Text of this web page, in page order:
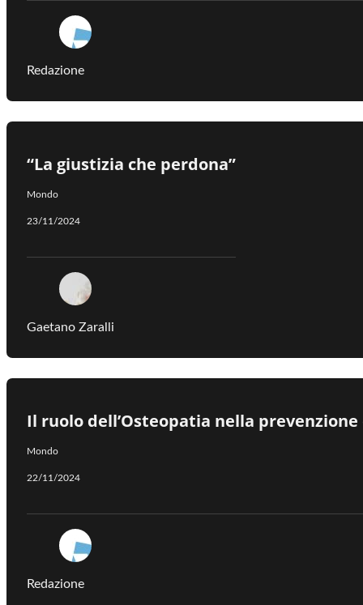
Redazione
“La giustizia che perdona”
Mondo
23/11/2024
Gaetano Zaralli
Il ruolo dell’Osteopatia nella
Mondo
22/11/2024
Redazione